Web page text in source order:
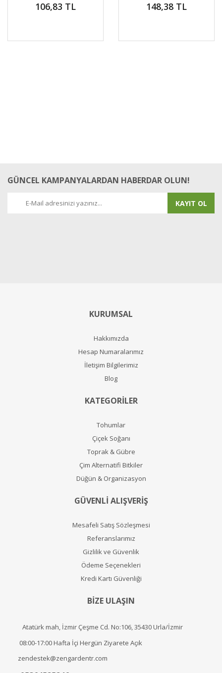
106,83 TL 148,38 TL
GÜNCEL KAMPANYALARDAN HABERDAR OLUN!
KAYIT OL
KURUMSAL
Hakkımızda
Hesap Numaralarımız
İletişim Bilgilerimiz
Blog
KATEGORİLER
Tohumlar
Çiçek Soğanı
Toprak & Gübre
Çim Alternatifi Bitkiler
Düğün & Organizasyon
GÜVENLİ ALIŞVERİŞ
Mesafeli Satış Sözleşmesi
Referanslarımız
Gizlilik ve Güvenlik
Ödeme Seçenekleri
Kredi Kartı Güvenliği
BİZE ULAŞIN
Atatürk mah, İzmir Çeşme Cd. No:106, 35430 Urla/İzmir
08:00-17:00 Hafta İçi Hergün Ziyarete Açık
zendestek@zengardentr.com